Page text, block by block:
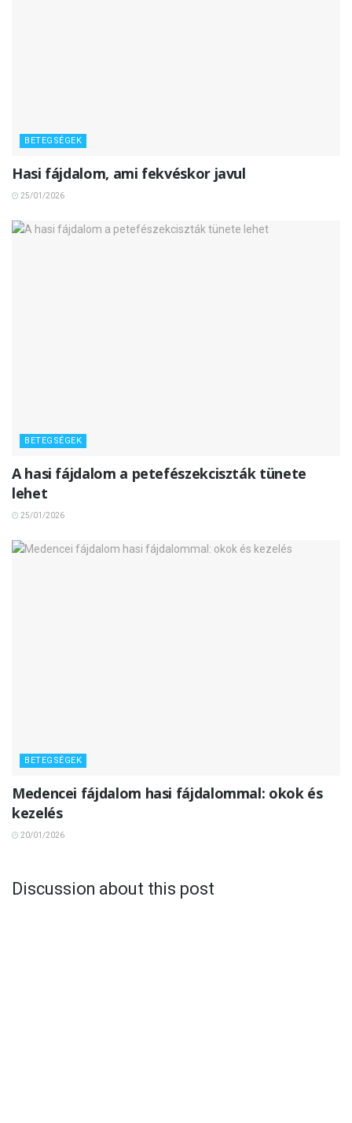
BETEGSÉGEK
Hasi fájdalom, ami fekvéskor javul
25/01/2026
BETEGSÉGEK
A hasi fájdalom a petefészekciszták tünete
lehet
25/01/2026
BETEGSÉGEK
Medencei fájdalom hasi fájdalommal: okok és
kezelés
20/01/2026
Discussion about this post